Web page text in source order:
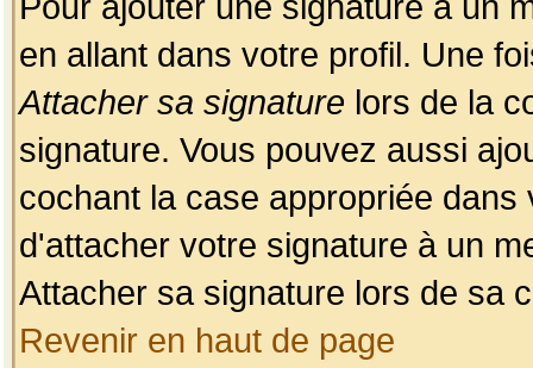
en allant dans votre profil. Une
Attacher sa signature lors de la
signature. Vous pouvez aussi
cochant la case appropriée
d'attacher votre signature à un
Attacher sa signature lors de sa
Revenir en haut de page